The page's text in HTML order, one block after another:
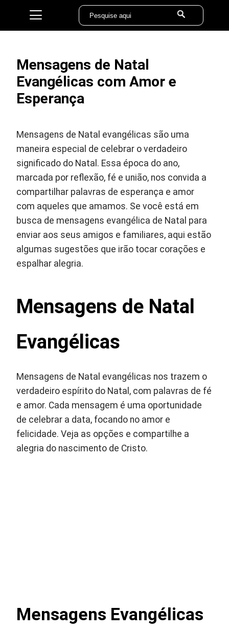
Mensagens de Natal
Evangélicas com Amor e
Esperança
Mensagens de Natal evangélicas são uma
maneira especial de celebrar o verdadeiro
significado do Natal. Essa época do ano,
marcada por reflexão, fé e união, nos convida a
compartilhar palavras de esperança e amor
com aqueles que amamos. Se você está em
busca de mensagens evangélica de Natal para
enviar aos seus amigos e familiares, aqui estão
algumas sugestões que irão tocar corações e
espalhar alegria.
Mensagens de Natal
Evangélicas
Mensagens de Natal evangélicas nos trazem o
verdadeiro espírito do Natal, com palavras de fé
e amor. Cada mensagem é uma oportunidade
de celebrar a data, focando no amor e
felicidade. Veja as opções e compartilhe a
alegria do nascimento de Cristo.
Mensagens Evangélicas